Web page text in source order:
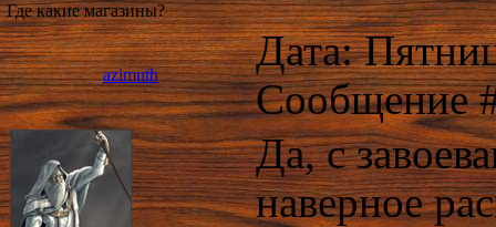
Где какие магазины?
azimuth
Дата:
Сообщение
Да, с
наверное